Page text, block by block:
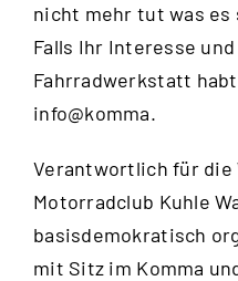
nicht mehr tut was es
Falls Ihr Interesse
Fahrradwerkstatt
info@komma.
Verantwortlich für
Motorradclub Kuhle
basisdemokratisch
mit Sitz im Komma